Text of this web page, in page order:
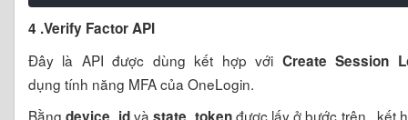
4 .Verify Factor API
Đây là API được dùng kết hợp với Create Session
dụng tính năng MFA của OneLogin.
Bằngdevice_idvàstate_tokenđược lấy ở bước trên , kết